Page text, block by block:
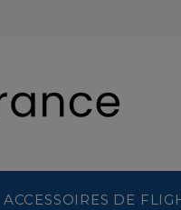
ACCESSOIRES DE